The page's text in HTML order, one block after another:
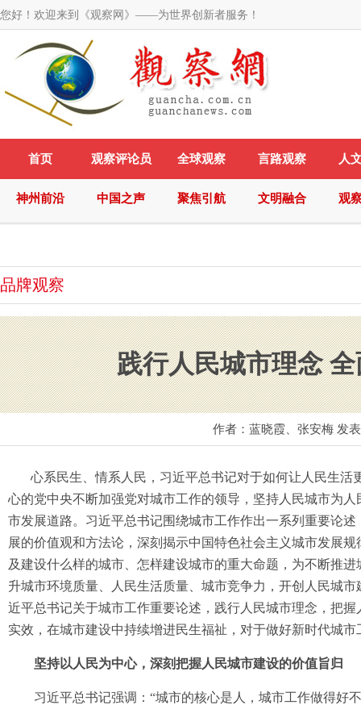
您好！欢迎来到《观察网》——为世界创新者服务！
首页 观察评论员 全球观察 言路观察 人
神州前沿 中国之声 聚焦引航 文明融合 观
品牌观察
践行人民城市理念
作者：蓝晓霞、张安梅 发
心系民生、情系人民，习近平总书记对于如何让人民生
心的党中央不断加强党对城市工作的领导，坚持人民城市为
市发展道路。习近平总书记围绕城市工作作出一系列重要论
展的价值观和方法论，深刻揭示中国特色社会主义城市发展
及建设什么样的城市、怎样建设城市的重大命题，为不断推
升城市环境质量、人民生活质量、城市竞争力，开创人民城
近平总书记关于城市工作重要论述，践行人民城市理念，把
实效，在城市建设中持续增进民生福祉，对于做好新时代城
坚持以人民为中心，深刻把握人民城市建设的价值旨归
习近平总书记强调：“城市的核心是人，城市工作做得好